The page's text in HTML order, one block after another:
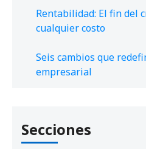
Rentabilidad: El fin del
cualquier costo
Seis cambios que
empresarial
Secciones